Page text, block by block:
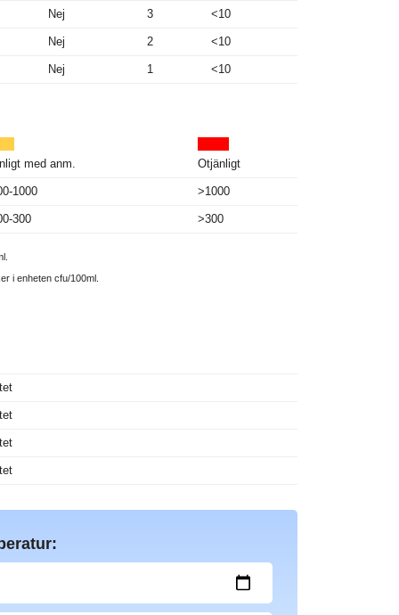
Nej 3 <10
Nej 2 <10
Nej 1 <10
med anm. Otjänligt
1000 >1000
300 >300
i enheten cfu/100ml.